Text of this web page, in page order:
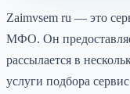
Zaimvsem ru — это
МФО. Он
рассылается в
услуги подбора